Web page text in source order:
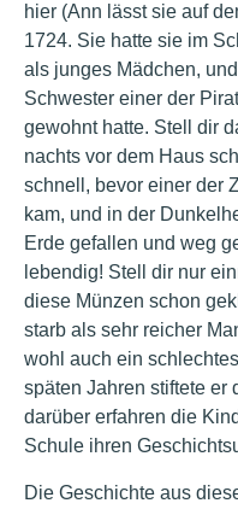
hier (Ann lässt sie auf
1724. Sie hatte sie im
als junges Mädchen,
Schwester einer der
gewohnt hatte. Stell dir
nachts vor dem Haus
schnell, bevor einer der
kam, und in der
Erde gefallen und weg
lebendig! Stell dir nur
diese Münzen schon
starb als sehr reicher
wohl auch ein
späten Jahren stiftete er
darüber erfahren die
Schule ihren
Die Geschichte aus